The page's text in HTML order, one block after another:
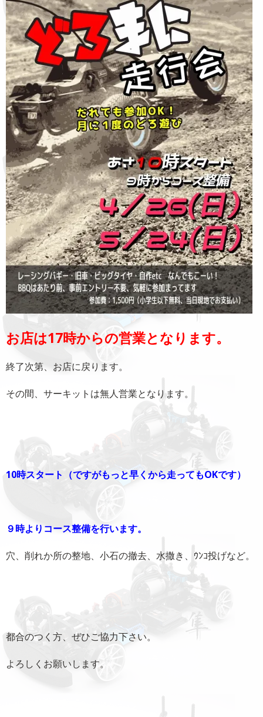
お店は17時からの営業となります。
終了次第、お店に戻ります。
その間、サーキットは無人営業となります。
10時スタート（ですがもっと早くから走ってもOKです）
９時よりコース整備を行います。
穴、削れか所の整地、小石の撤去、水撒き、ｳﾝｺ投げなど。
都合のつく方、ぜひご協力下さい。
よろしくお願いします。